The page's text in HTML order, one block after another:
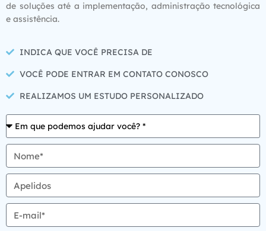
de soluções até a implementação, administração tecnológica
e assistência.
INDICA QUE VOCÊ PRECISA DE
VOCÊ PODE ENTRAR EM CONTATO CONOSCO
REALIZAMOS UM ESTUDO PERSONALIZADO